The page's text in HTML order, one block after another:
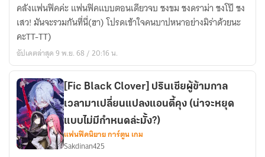
ALLANIME*คลัง
ฟิค
ของ
คุณ
มิ
ร่า
คลังแฟนฟิคค่ะ แฟนฟิคแบบตอนเดียวจบ ชงขม ชงดราม่า ชงโป๊ ชง
เสว! มันจะรวมกันที่นี่(ฮา) โปรดเข้าใจคนบาปหนาอย่างมิร่าด้วยนะ
คะTT-TT)
อัปเดตล่าสุด 9 พ.ย. 68 / 20:16 น.
[Fic Black Clover] ปรินเซียผู้ข้ามกาล
เวลามาเปลี่ยนแปลงแอนตี้คุง (น่าจะหยุด
แบบไม่มีกำหนดล่ะมั้ง?)
แฟนฟิคนิยาย การ์ตูน เกม
Sakdinan425